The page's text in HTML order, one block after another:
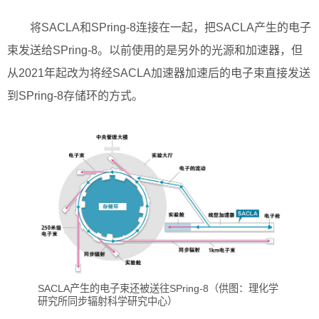
将SACLA和SPring-8连接在一起，把SACLA产生的电子
束发送给SPring-8。以前使用的是另外的光源和加速器，但
从2021年起改为将经SACLA加速器加速后的电子束直接发送
到SPring-8存储环的方式。
SACLA产生的电子束还被送往SPring-8（供图：理化学
研究所同步辐射科学研究中心）